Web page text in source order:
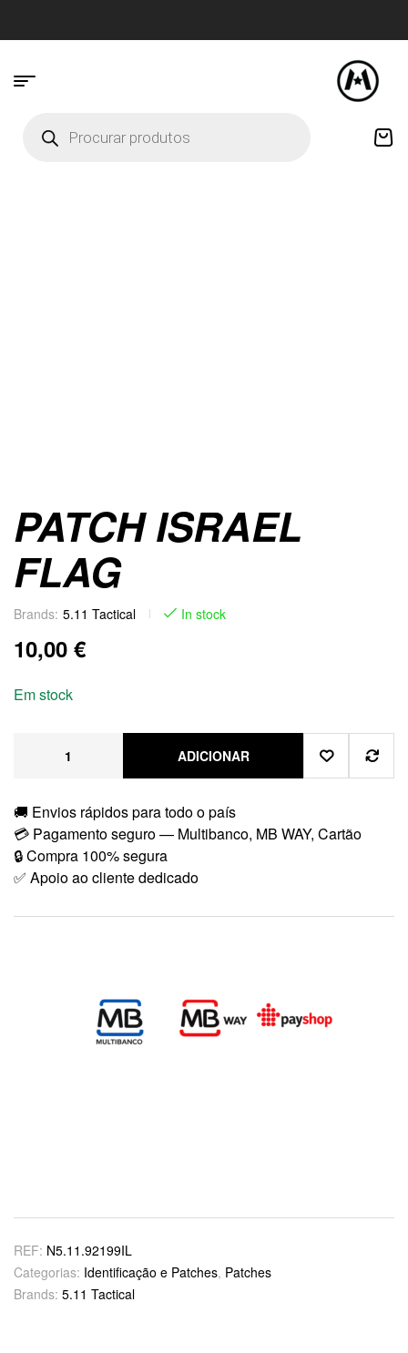
PATCH ISRAEL
FLAG
Brands: 5.11 Tactical In stock
10,00 €
Em stock
ADICIONAR
🚚 Envios rápidos para todo o país
💳 Pagamento seguro — Multibanco, MB WAY, Cartão
🔒 Compra 100% segura
✅ Apoio ao cliente dedicado
REF: N5.11.92199IL
Categorias: Identificação e Patches, Patches
Brands: 5.11 Tactical